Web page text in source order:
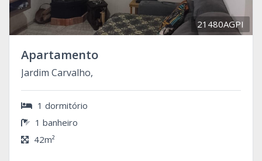
21480AGPI
Apartamento
Jardim Carvalho,
1 dormitório
1 banheiro
42m²